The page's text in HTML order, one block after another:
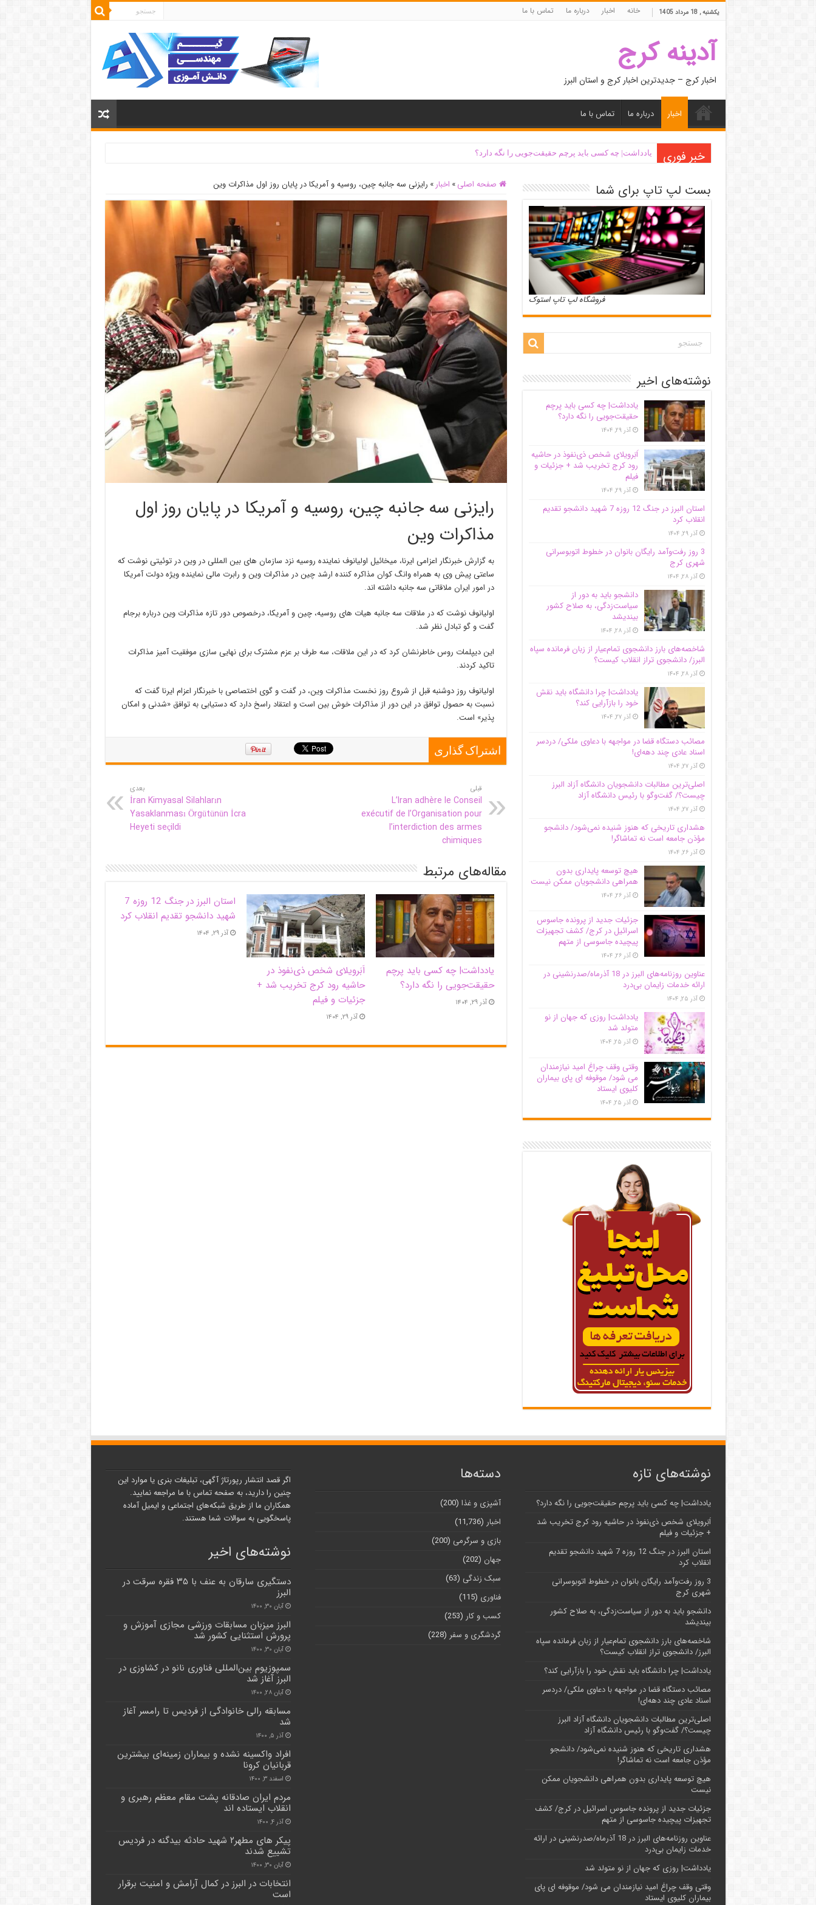
یکشنبه , 18 مرداد 1405 خانه اخبار درباره ما تماس با ما
آدینه کرج
اخبار کرج – جدیدترین اخبار کرج و استان البرز
اخبار درباره ما تماس با ما
خبر فوری یادداشت| ‌چه کسی باید پرچم حقیقت‌جویی را نگه دارد؟
صفحه اصلی » اخبار » رایزنی سه جانبه چین، روسیه و آمریکا در پایان روز اول مذاکرات وین
رایزنی سه جانبه چین، روسیه و آمریکا در پایان روز اول
مذاکرات وین
به گزارش خبرنگار اعزامی ایرنا، میخائیل اولیانوف نماینده روسیه نزد سازمان های بین المللی در وین در توئیتی نوشت که
ساعتی پیش وی به همراه وانگ کوان مذاکره کننده ارشد چین در مذاکرات وین و رابرت مالی نماینده ویژه دولت آمریکا
در امور ایران ملاقاتی سه جانبه داشته اند.
اولیانوف نوشت که در ملاقات سه جانبه هیات های روسیه، چین و آمریکا، درخصوص دور تازه مذاکرات وین درباره برجام
گفت و گو تبادل نظر شد.
این دیپلمات روس خاطرنشان کرد که در این ملاقات، سه طرف بر عزم مشترک برای نهایی سازی موفقیت آمیز مذاکرات
تاکید کردند.
اولیانوف روز دوشنبه قبل از شروع روز نخست مذاکرات وین، در گفت و گوی اختصاصی با خبرنگار اعزام ایرنا گفت که
نسبت به حصول توافق در این دور از مذاکرات خوش بین است و اعتقاد راسخ دارد که دستیابی به توافق «شدنی و امکان
پذیر» است.
اشتراک گذاری
قبلی
L’Iran adhère le Conseil
exécutif de l’Organisation pour
l’interdiction des armes
chimiques
بعدی
İran Kimyasal Silahların
Yasaklanması Örgütünün İcra
Heyeti seçildi
مقاله‌های مرتبط
یادداشت| ‌چه کسی باید پرچم
حقیقت‌جویی را نگه دارد؟
آذر ۲۹, ۱۴۰۴
اَبَر‌ویلای شخص ذی‌نفوذ در
حاشیه‌ رود کرج تخریب شد +
جزئیات و فیلم
آذر ۲۹, ۱۴۰۴
استان البرز در جنگ 12 روزه 7
شهید دانشجو تقدیم انقلاب کرد
آذر ۲۹, ۱۴۰۴
بست لپ تاپ برای شما
فروشگاه لپ تاپ استوک
نوشته‌های اخیر
یادداشت| ‌چه کسی باید پرچم
حقیقت‌جویی را نگه دارد؟
آذر ۲۹, ۱۴۰۴
اَبَر‌ویلای شخص ذی‌نفوذ در حاشیه‌
رود کرج تخریب شد + جزئیات و
فیلم
آذر ۲۹, ۱۴۰۴
استان البرز در جنگ 12 روزه 7 شهید دانشجو تقدیم
انقلاب کرد
آذر ۲۹, ۱۴۰۴
3 روز رفت‌وآمد رایگان بانوان در خطوط اتوبوسرانی
شهری کرج
آذر ۲۸, ۱۴۰۴
دانشجو باید به دور از
سیاست‌زدگی، به صلاح کشور
بیندیشد
آذر ۲۸, ۱۴۰۴
شاخصه‌های بارز دانشجوی تمام‌عیار از زبان فرمانده سپاه
البرز/ دانشجوی تراز انقلاب کیست؟
آذر ۲۸, ۱۴۰۴
یادداشت| چرا دانشگاه باید نقش
خود را بازآرایی کند؟
آذر ۲۷, ۱۴۰۴
مصائب دستگاه قضا در مواجهه با دعاوی ملکی/ دردسر
اسناد عادی چند‌ دهه‌ای!
آذر ۲۷, ۱۴۰۴
اصلی‌ترین مطالبات دانشجویان دانشگاه آزاد البرز
چیست؟/ گفت‌وگو با رئیس دانشگاه آز‌اد
آذر ۲۷, ۱۴۰۴
هشداری تاریخی که هنوز شنیده نمی‌شود/ دانشجو
مؤذن جامعه است نه تماشاگر!
آذر ۲۶, ۱۴۰۴
هیچ توسعه پایداری بدون
همراهی دانشجویان ممکن نیست
آذر ۲۶, ۱۴۰۴
جزئیات جدید از پرونده جاسوس
اسرائیل در کرج/‌ کشف تجهیزات
پیچیده جاسوسی از متهم
آذر ۲۶, ۱۴۰۴
عناوین روزنامه‌های البرز در ‌18 آذرماه/صدرنشینی در
ارائه خدمات زایمان بی‌درد
آذر ۲۵, ۱۴۰۴
یادداشت| روزی که جهان از نو
متولد شد
آذر ۲۵, ۱۴۰۴
وقتی وقف چراغ امید نیازمندان
می شود/ موقوفه ای پای بیماران
کلیوی ایستاد
آذر ۲۵, ۱۴۰۴
نوشته‌های تازه
یادداشت| ‌چه کسی باید پرچم حقیقت‌جویی را نگه دارد؟
اَبَر‌ویلای شخص ذی‌نفوذ در حاشیه‌ رود کرج تخریب شد
+ جزئیات و فیلم
استان البرز در جنگ 12 روزه 7 شهید دانشجو تقدیم
انقلاب کرد
3 روز رفت‌وآمد رایگان بانوان در خطوط اتوبوسرانی
شهری کرج
دانشجو باید به دور از سیاست‌زدگی، به صلاح کشور
بیندیشد
شاخصه‌های بارز دانشجوی تمام‌عیار از زبان فرمانده سپاه
البرز/ دانشجوی تراز انقلاب کیست؟
یادداشت| چرا دانشگاه باید نقش خود را بازآرایی کند؟
مصائب دستگاه قضا در مواجهه با دعاوی ملکی/ دردسر
اسناد عادی چند‌ دهه‌ای!
اصلی‌ترین مطالبات دانشجویان دانشگاه آزاد البرز
چیست؟/ گفت‌وگو با رئیس دانشگاه آز‌اد
هشداری تاریخی که هنوز شنیده نمی‌شود/ دانشجو
مؤذن جامعه است نه تماشاگر!
هیچ توسعه پایداری بدون همراهی دانشجویان ممکن
نیست
جزئیات جدید از پرونده جاسوس اسرائیل در کرج/‌ کشف
تجهیزات پیچیده جاسوسی از متهم
عناوین روزنامه‌های البرز در ‌18 آذرماه/صدرنشینی در ارائه
خدمات زایمان بی‌درد
یادداشت| روزی که جهان از نو متولد شد
وقتی وقف چراغ امید نیازمندان می شود/ موقوفه ای پای
بیماران کلیوی ایستاد
دسته‌ها
آشپزی و غذا (200)
اخبار (11,736)
بازی و سرگرمی (200)
جهان (202)
سبک زندگی (63)
فناوری (115)
کسب و کار (253)
گردشگری و سفر (228)
اگر قصد انتشار رپورتاژ آگهی، تبلیغات بنری یا موارد این
چنین را دارید، به صفحه تماس با ما مراجعه نمایید.
همکاران ما از طریق شبکه‌های اجتماعی و ایمیل آماده
پاسخگویی به سوالات شما هستند.
نوشته‌های اخیر
دستگیری سارقان به عنف با ۳۵ فقره سرقت در
البرز
آبان ۳۰, ۱۴۰۰
البرز میزبان مسابقات ورزشی مجازی آموزش و
پرورش استثنایی کشور شد
آبان ۳۰, ۱۴۰۰
سمپوزیوم بین‌المللی فناوری نانو در کشاوزی در
البرز آغاز شد
آبان ۲۸, ۱۴۰۰
مسابقه رالی خانوادگی از فردیس تا رامسر آغاز
شد
آذر ۵, ۱۴۰۰
افراد واکسینه نشده و بیماران زمینه‌ای بیشترین
قربانیان کرونا
اسفند ۳, ۱۴۰۰
مردم ایران صادقانه پشت مقام معظم رهبری و
انقلاب ایستاده اند
آذر ۴, ۱۴۰۰
پیکر های مطهر۲ شهید حادثه بیدگنه در فردیس
تشییع شدند
آبان ۳۰, ۱۴۰۰
انتخابات در البرز در کمال آرامش و امنیت برقرار
است